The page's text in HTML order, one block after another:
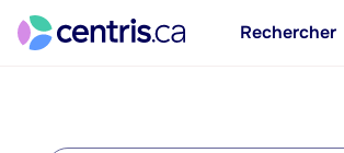
Rechercher